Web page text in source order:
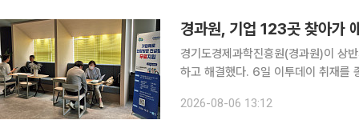
경과원, 기업 123곳 찾아가
경기도경제과학진흥원(경과원)이 상
하고 해결했다. 6일 이투데이 취재를 종합하면 경과원은 올해 상반기 기업옴부즈만 사업을 통해 도
즈만은 기업이 현장에서 겪는 규제와
2026-08-06 13:12